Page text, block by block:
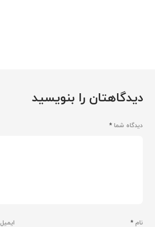
دیدگاهتان را بنویسید
دیدگاه شما *
نام * ایمیل